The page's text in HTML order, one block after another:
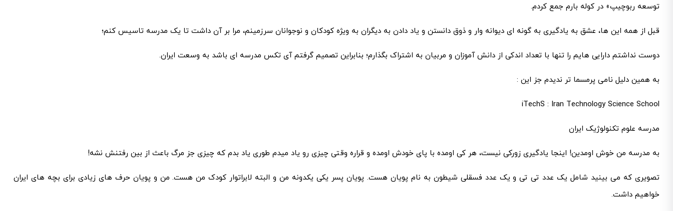
توسعه ربوچیپ» در کوله بارم جمع کردم.
قبل از همه این ها، عشق به یادگیری به گونه ای دیوانه وار و ذوق دانستن و یاد دادن به دیگران به ویژه کودکان و نوجوانان سرزمینم، مرا بر آن داشت تا یک مدرسه تاسیس کنم؛
دوست نداشتم دارایی هایم را تنها با تعداد اندکی از دانش آموزان و مربیان به اشتراک بگذارم؛ بنابراین تصمیم گرفتم آی تکس مدرسه ای باشد به وسعت ایران.
به همین دلیل نامی پرمسما تر ندیدم جز این :
iTechS : Iran Technology Science School
مدرسه علوم تکنولوژیک ایران
به مدرسه من خوش اومدین! اینجا یادگیری زورکی نیست، هر کی اومده با پای خودش اومده و قراره وقتی چیزی رو یاد میدم طوری یاد بدم که چیزی جز مرگ باعث از بین رفتنش نشه!
تصویری که می بینید شامل یک عدد تی تی و یک عدد فسقلی شیطون به نام پویان هست. پویان پسر یکی یکدونه من و البته لابراتوار کودک من هست. من و پویان حرف های زیادی برای بچه های ایران
خواهیم داشت.